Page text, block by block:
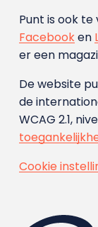
Punt is ook te
Facebooken
er een
De website
de
WCAG 2.1,
Cookie